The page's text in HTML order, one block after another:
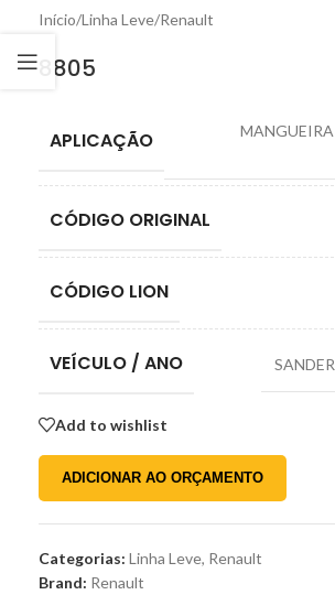
Início/Linha Leve/Renault
8805
APLICAÇÃO
CÓDIGO ORIGINAL
CÓDIGO LION
VEÍCULO / ANO
Add to wishlist
ADICIONAR AO ORÇAMENTO
Categorias: Linha Leve, Renault
Brand: Renault